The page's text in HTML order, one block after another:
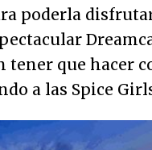
poderla
tener que hacer
a las Spice